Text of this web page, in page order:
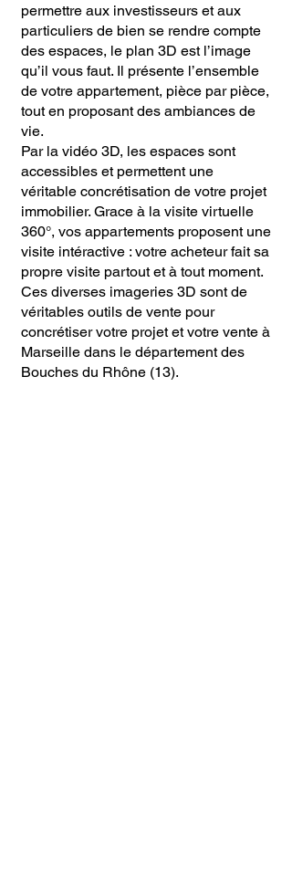
permettre aux investisseurs et aux
particuliers de bien se rendre compte
des espaces, le plan 3D est l’image
qu’il vous faut. Il présente l’ensemble
de votre appartement, pièce par pièce,
tout en proposant des ambiances de
vie.
Par la vidéo 3D, les espaces sont
accessibles et permettent une
véritable concrétisation de votre projet
immobilier. Grace à la visite virtuelle
360°, vos appartements proposent une
visite intéractive : votre acheteur fait sa
propre visite partout et à tout moment.
Ces diverses imageries 3D sont de
véritables outils de vente pour
concrétiser votre projet et votre vente à
Marseille dans le département des
Bouches du Rhône (13).